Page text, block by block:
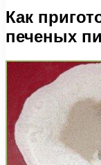
Как
печеных